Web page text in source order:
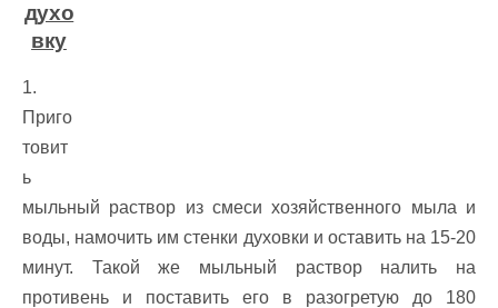
духо
вку
1.
Приго
товит
ь
мыльный раствор из смеси хозяйственного мыла и
воды, намочить им стенки духовки и оставить на 15-20
минут. Такой же мыльный раствор налить на
противень и поставить его в разогретую до 180